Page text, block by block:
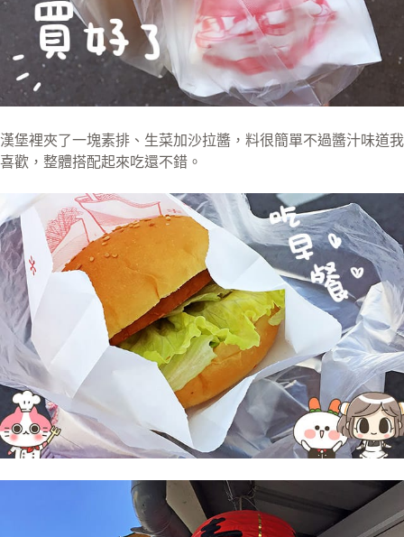
漢堡裡夾了一塊素排、生菜加沙拉醬，料很簡單不過醬汁味道我
喜歡，整體搭配起來吃還不錯。